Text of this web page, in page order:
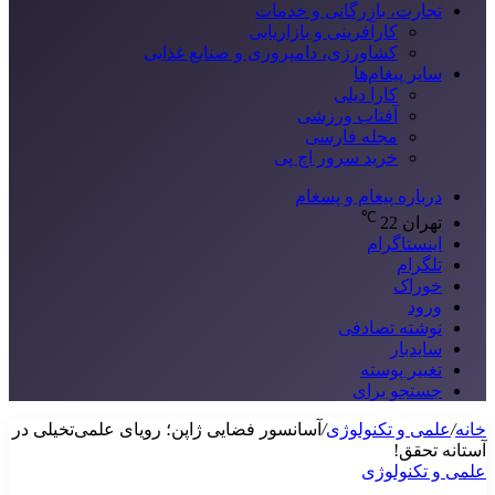
تجارت، بازرگانی و خدمات
کارآفرینی و بازاریابی
کشاورزی، دامپروری و صنایع غذایی
سایر پیغام‌ها
کارا دیلی
آفتاب ورزشی
مجله فارسی
خرید سرور اچ پی
درباره پیغام و پسغام
تهران 22
℃
اینستاگرام
تلگرام
خوراک
ورود
نوشته تصادفی
سایدبار
تغییر پوسته
جستجو برای
خانه/علمی و تکنولوژی/ آسانسور فضایی ژاپن؛ رویای علمی‌تخیلی در
آستانه تحقق!
علمی و تکنولوژی